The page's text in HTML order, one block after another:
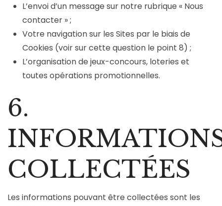
L’envoi d’un message sur notre rubrique « Nous
contacter » ;
Votre navigation sur les Sites par le biais de
Cookies (voir sur cette question le point 8) ;
L’organisation de jeux-concours, loteries et
toutes opérations promotionnelles.
6.
COLLECTÉES
Les informations pouvant être collectées sont les